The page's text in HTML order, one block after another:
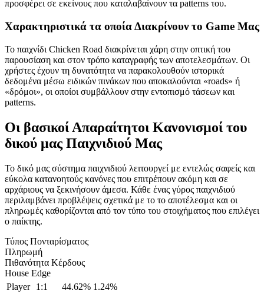
προσφέρει σε εκείνους που καταλαβαίνουν τα patterns του.
Χαρακτηριστικά τα οποία Διακρίνουν το Game Μας
Το παιχνίδι Chicken Road διακρίνεται χάρη στην οπτική του
παρουσίαση και στον τρόπο καταγραφής των αποτελεσμάτων. Οι
χρήστες έχουν τη δυνατότητα να παρακολουθούν ιστορικά
δεδομένα μέσω ειδικών πινάκων που αποκαλούνται «roads» ή
«δρόμοι», οι οποίοι συμβάλλουν στην εντοπισμό τάσεων και
patterns.
Οι βασικοί Απαραίτητοι Κανονισμοί του
δικού μας Παιχνιδιού Μας
Το δικό μας σύστημα παιχνιδιού λειτουργεί με εντελώς σαφείς και
εύκολα κατανοητούς κανόνες που επιτρέπουν ακόμη και σε
αρχάριους να ξεκινήσουν άμεσα. Κάθε ένας γύρος παιχνιδιού
περιλαμβάνει προβλέψεις σχετικά με το το αποτέλεσμα και οι
πληρωμές καθορίζονται από τον τύπο του στοιχήματος που επιλέγει
ο παίκτης.
Τύπος Πονταρίσματος
Πληρωμή
Πιθανότητα Κέρδους
House Edge
Player
1:1 44.62% 1.24%